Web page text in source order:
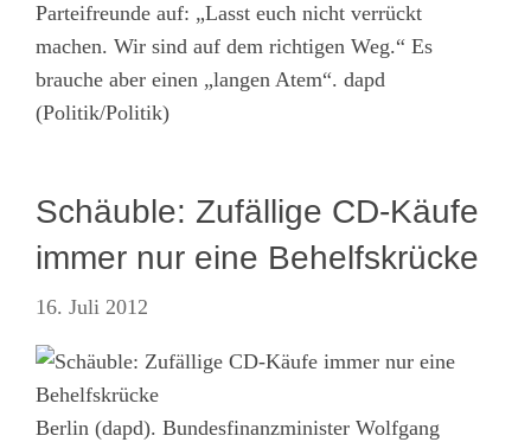
Parteifreunde auf: „Lasst euch nicht verrückt
machen. Wir sind auf dem richtigen Weg.“ Es
brauche aber einen „langen Atem“. dapd
(Politik/Politik)
Schäuble: Zufällige CD-Käufe
immer nur eine Behelfskrücke
16. Juli 2012
Berlin (dapd). Bundesfinanzminister Wolfgang